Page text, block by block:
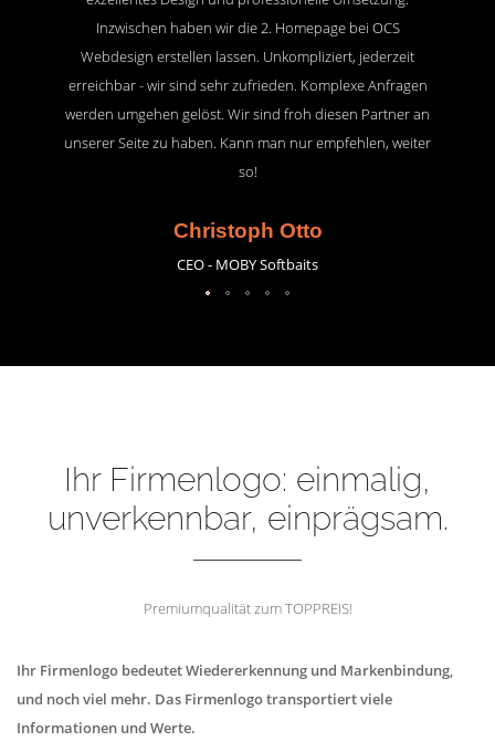
Inzwischen haben wir die 2. Homepage bei OCS
Webdesign erstellen lassen. Unkompliziert, jederzeit
erreichbar - wir sind sehr zufrieden. Komplexe Anfragen
werden umgehen gelöst. Wir sind froh diesen Partner an
unserer Seite zu haben. Kann man nur empfehlen, weiter
so!
Christoph Otto
CEO - MOBY Softbaits
Ihr Firmenlogo: einmalig,
unverkennbar, einprägsam.
Premiumqualität zum TOPPREIS!
Ihr Firmenlogo bedeutet Wiedererkennung und Markenbindung,
und noch viel mehr. Das Firmenlogo transportiert viele
Informationen und Werte.